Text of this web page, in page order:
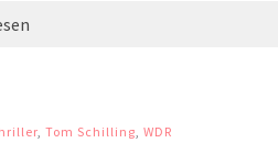
, Tom Schilling, WDR